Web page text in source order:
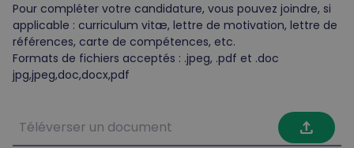
Pour compléter votre candidature, vous pouvez joindre, si
applicable : curriculum vitæ, lettre de motivation, lettre de
références, carte de compétences, etc.
Formats de fichiers acceptés : .jpeg, .pdf et .doc
jpg,jpeg,doc,docx,pdf
file_upload